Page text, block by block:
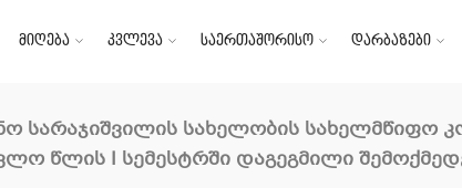
მიღება კვლევა საერთაშორისო დარბაზები
სარაჯიშვილის სახელობის სახელმწიფო
წლის I სემესტრში დაგეგმილი